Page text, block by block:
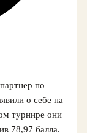
по
о себе на
турнире они
78,97 балла.